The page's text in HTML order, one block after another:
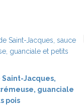
Saint-Jacques,
guanciale
pois